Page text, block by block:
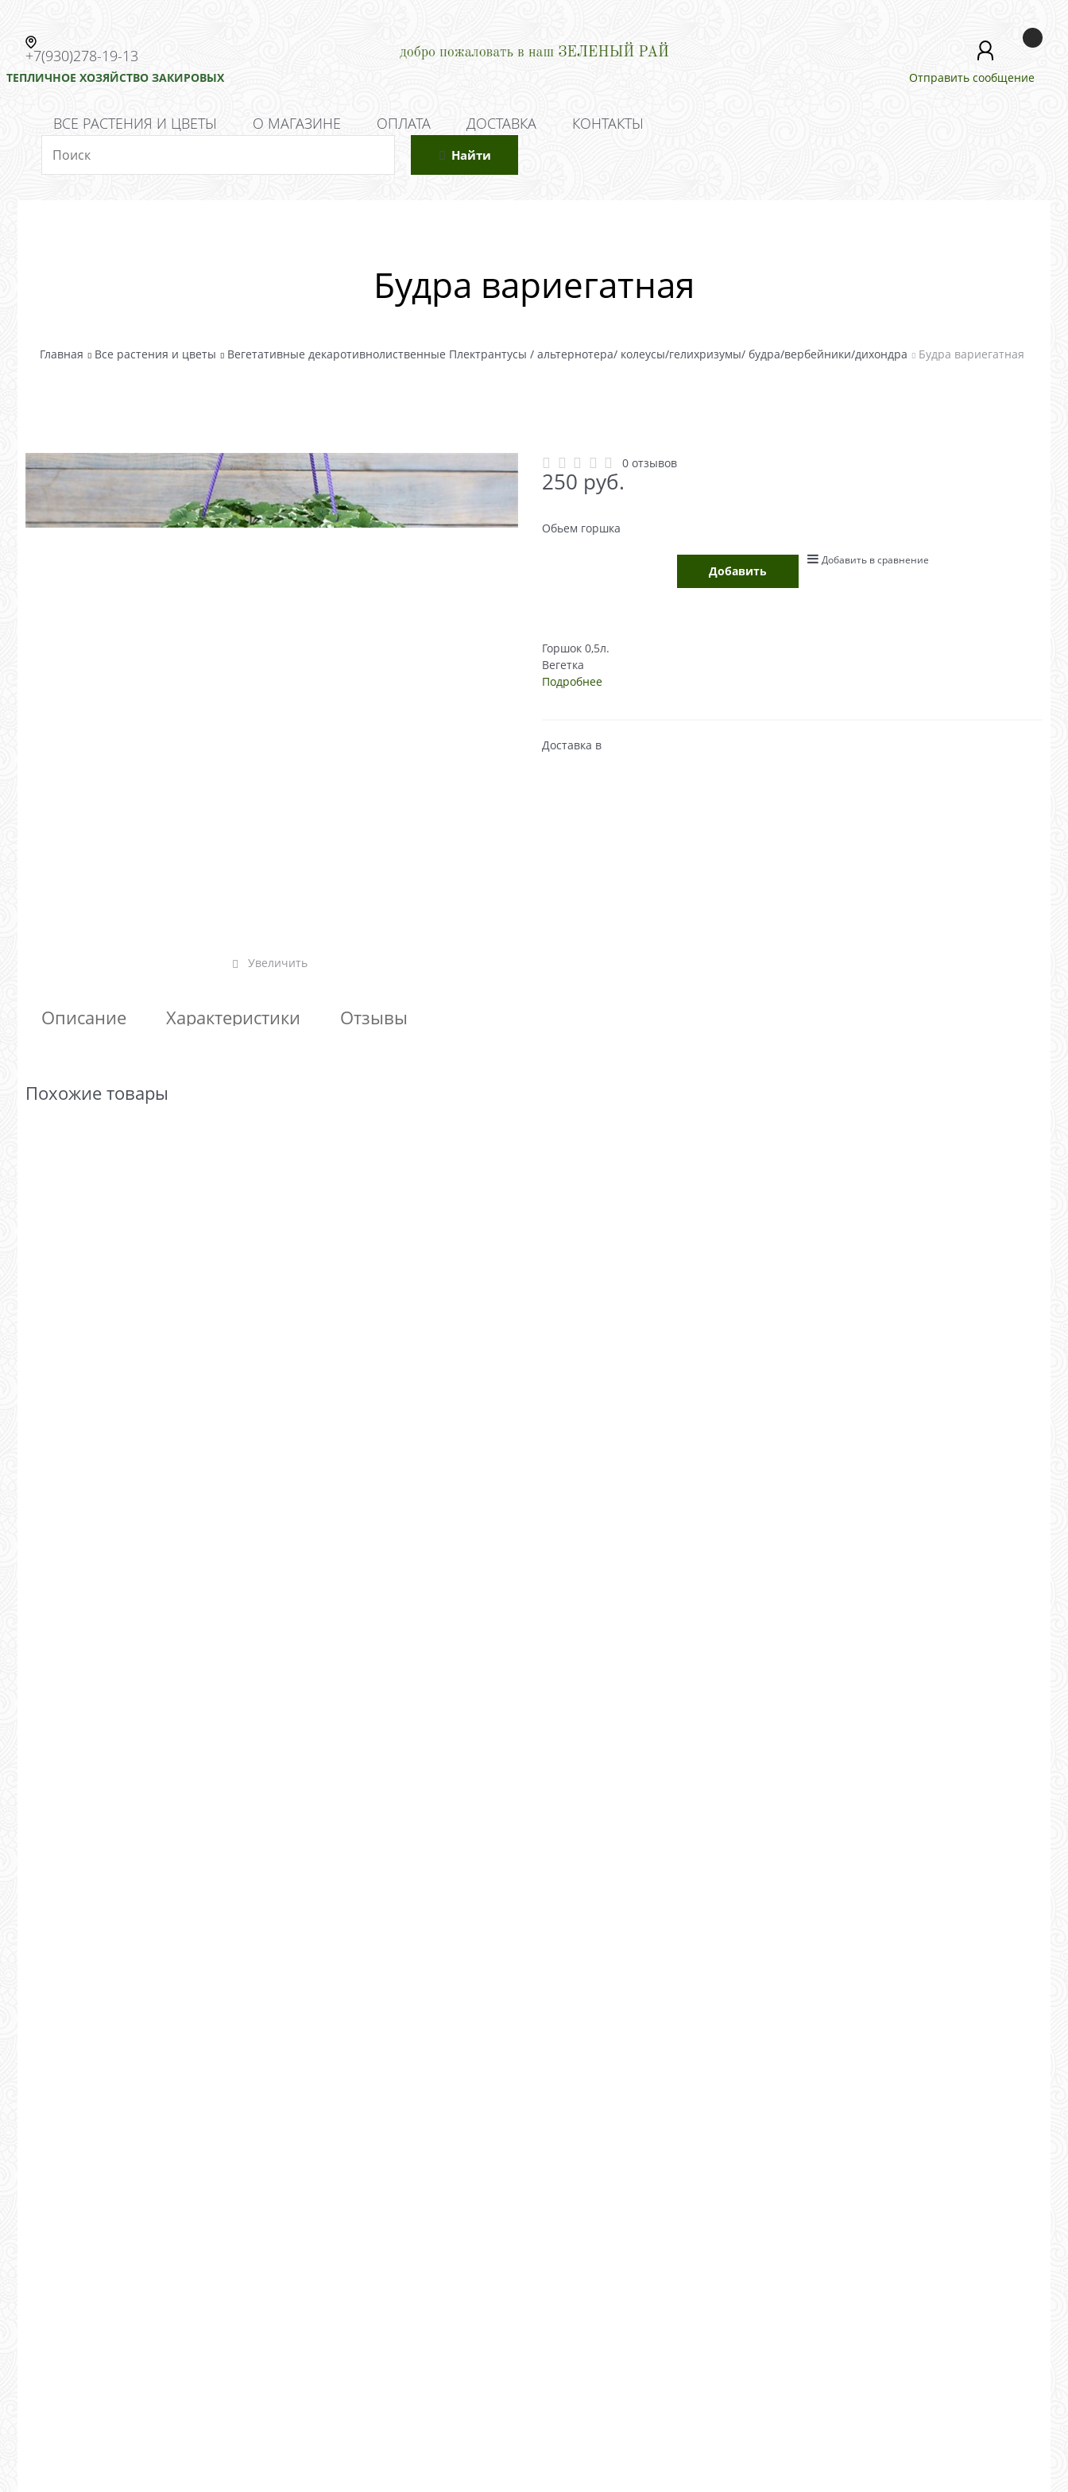
+7(930)278-19-13
Отправить сообщение
ТЕПЛИЧНОЕ ХОЗЯЙСТВО ЗАКИРОВЫХ
ВСЕ РАСТЕНИЯ И ЦВЕТЫ О МАГАЗИНЕ ОПЛАТА ДОСТАВКА КОНТАКТЫ
Найти
Будра вариегатная
Главная Все растения и цветы Вегетативные декаротивнолиственные Плектрантусы / альтернотера/ колеусы/гелихризумы/ будра/вербейники/дихондра Будра вариегатная
Увеличить
0 отзывов
250 руб.
Обьем горшка
Добавить
Добавить в сравнение
Горшок 0,5л.
Вегетка
Подробнее
Доставка в
Описание Характеристики Отзывы
Похожие товары